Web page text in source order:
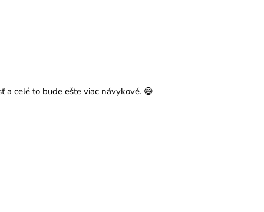
a celé to bude ešte viac návykové. 😄